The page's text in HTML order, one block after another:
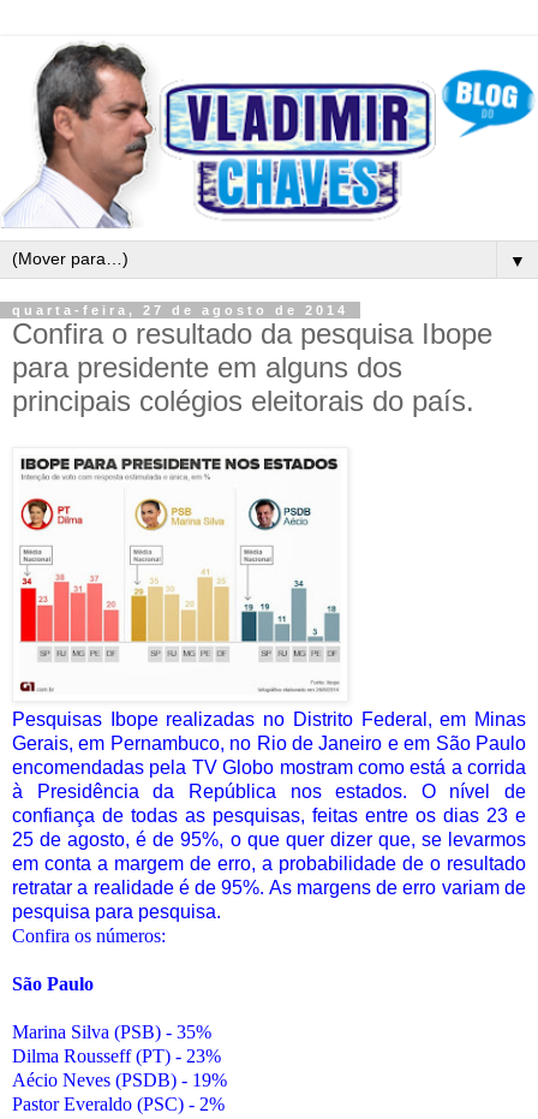
▼
quarta-feira, 27 de agosto de 2014
Confira o resultado da pesquisa Ibope
para presidente em alguns dos
principais colégios eleitorais do país.
Pesquisas Ibope realizadas no Distrito Federal, em Minas
Gerais, em Pernambuco, no Rio de Janeiro e em São Paulo
encomendadas pela TV Globo mostram como está a corrida
à Presidência da República nos estados. O nível de
confiança de todas as pesquisas, feitas entre os dias 23 e
25 de agosto, é de 95%, o que quer dizer que, se levarmos
em conta a margem de erro, a probabilidade de o resultado
retratar a realidade é de 95%. As margens de erro variam de
pesquisa para pesquisa.
Confira os números:
São Paulo
Marina Silva (PSB) - 35%
Dilma Rousseff (PT) - 23%
Aécio Neves (PSDB) - 19%
Pastor Everaldo (PSC) - 2%